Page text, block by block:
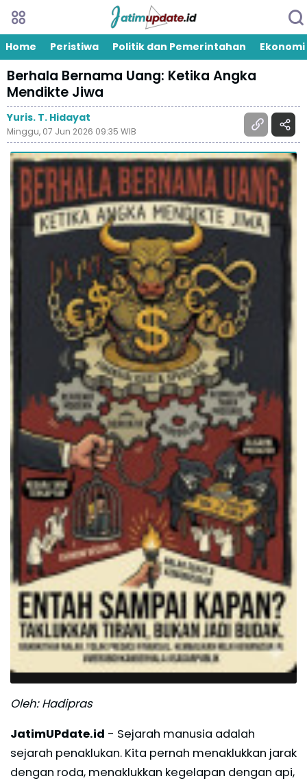
Home Peristiwa Politik dan Pemerintahan Ekonomi
Berhala Bernama Uang: Ketika Angka
Mendikte Jiwa
Yuris. T. Hidayat
Minggu, 07 Jun 2026 09:35 WIB
Oleh: Hadipras
JatimUPdate.id - Sejarah manusia adalah
sejarah penaklukan. Kita pernah menaklukkan jarak
dengan roda, menaklukkan kegelapan dengan api,